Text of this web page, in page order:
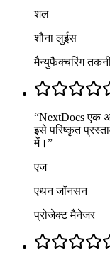
शल
शौना लुईस
मैन्युफैक्चरिंग
“NextDocs एक
इसे परिष्कृत
में। ”
एज
एथन जॉनसन
प्रोजेक्ट मैनेजर